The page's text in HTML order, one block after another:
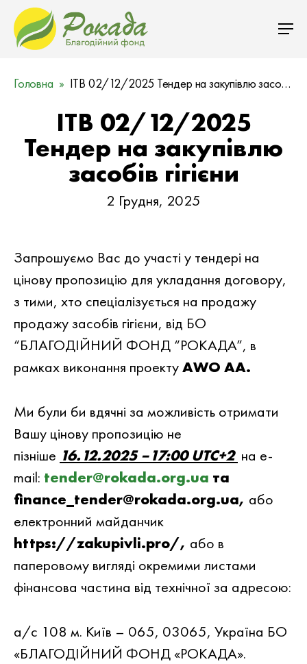
Головна ITB 02/12/2025 Тендер на закупівлю засобів гігієни
ITB 02/12/2025
Тендер на закупівлю
засобів гігієни
2 Грудня, 2025
Запрошуємо Вас до участi у тендері на
цiнову пропозицiю для укладання договору,
з тими, хто спеціалізується на продажу
продажу засобів гігієни, вiд БО
“БЛАГОДIЙНИЙ ФОНД “РОКАДА”, в
рамках виконання проектуAWO AA.
Ми були би вдячнi за можливiсть отримати
Вашу цiнову пропозицiю не
пiзнiше 16.12.2025 –17:00 UTC+2 на e-
mail: tender@rokada.org.ua та
finance_tender@rokada.org.ua, або
електронний майданчик
https://zakupivli.pro/, або в
паперовому вигляді окремими листами
фінансова частина від технічної за адресою:
а/с 108 м. Київ – 065, 03065, Україна БО
«БЛАГОДІЙНИЙ ФОНД «РОКАДА».